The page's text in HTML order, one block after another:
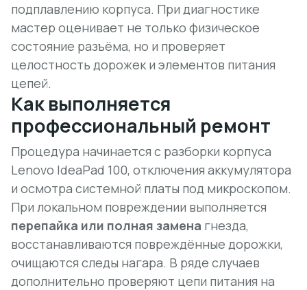
подплавлению корпуса. При диагностике
мастер оценивает не только физическое
состояние разъёма, но и проверяет
целостность дорожек и элементов питания
цепей.
Как выполняется
профессиональный ремонт
Процедура начинается с разборки корпуса
Lenovo IdeaPad 100, отключения аккумулятора
и осмотра системной платы под микроскопом.
При локальном повреждении выполняется
перепайка или полная замена гнезда,
восстанавливаются повреждённые дорожки,
очищаются следы нагара. В ряде случаев
дополнительно проверяют цепи питания на